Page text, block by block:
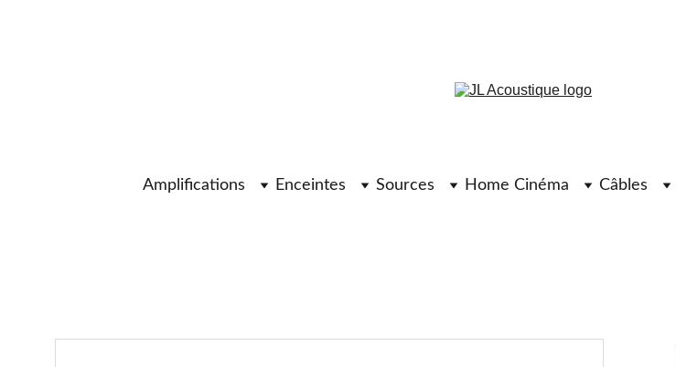
Amplifications Enceintes Sources Home Cinéma Câbles